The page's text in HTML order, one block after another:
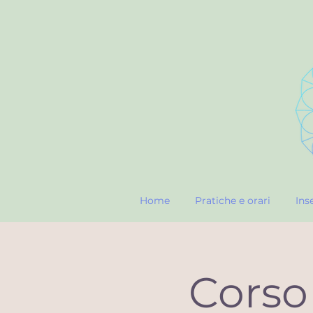
Home Pratiche e orari